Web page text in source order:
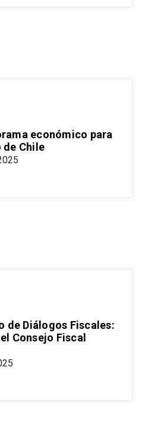
económico para
de Chile
de Diálogos Fiscales:
Consejo Fiscal